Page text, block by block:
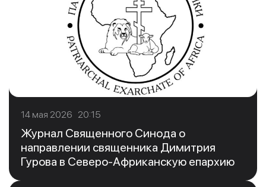
14 мая 2026 20:15
Журнал Священного Синода о
направлении священника Димитрия
Гурова в Северо-Африканскую епархию